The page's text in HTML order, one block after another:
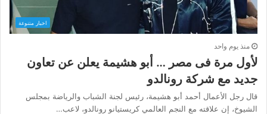
اخبار متنوعة
منذ يوم واحد
لأول مرة فى مصر … أبو هشيمة يعلن عن تعاون
جديد مع شركة رونالدو
قال رجل الأعمال أحمد أبو هشيمة، رئيس لجنة الشباب والرياضة بمجلس
الشيوخ، إن علاقته مع النجم العالمي كريستيانو رونالدو، لاعب…